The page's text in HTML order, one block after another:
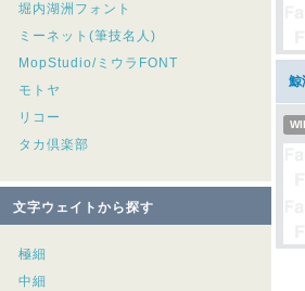
堀内湖洲フォント
ミーネット(筆技名人)
MopStudio/ミウラFONT
モトヤ
リコー
タカ倶楽部
文字ウェイトから探す
極細
中細
鯨